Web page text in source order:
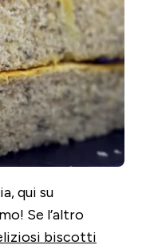
qui su
Se l’altro
biscotti